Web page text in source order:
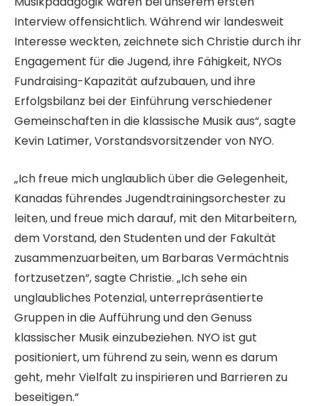
Interview offensichtlich. Während wir landesweit
Interesse weckten, zeichnete sich Christie durch ihr
Engagement für die Jugend, ihre Fähigkeit, NYOs
Fundraising-Kapazität aufzubauen, und ihre
Erfolgsbilanz bei der Einführung verschiedener
Gemeinschaften in die klassische Musik aus“, sagte
Kevin Latimer, Vorstandsvorsitzender von NYO.
„Ich freue mich unglaublich über die Gelegenheit,
Kanadas führendes Jugendtrainingsorchester zu
leiten, und freue mich darauf, mit den Mitarbeitern,
dem Vorstand, den Studenten und der Fakultät
zusammenzuarbeiten, um Barbaras Vermächtnis
fortzusetzen“, sagte Christie. „Ich sehe ein
unglaubliches Potenzial, unterrepräsentierte
Gruppen in die Aufführung und den Genuss
klassischer Musik einzubeziehen. NYO ist gut
positioniert, um führend zu sein, wenn es darum
geht, mehr Vielfalt zu inspirieren und Barrieren zu
beseitigen.“